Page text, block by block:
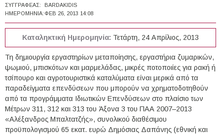
ΣΥΓΓΡΑΦΈΑΣ:
BARDAKIDIS
ΗΜΕΡΟΜΗΝΊΑ: ΦΕΒ 26, 2013 14:08
Καταληκτική Ημερομηνία: Τετάρτη, 24 Απρίλιος, 2013
Τη δημιουργία εργαστηρίων μεταποίησης, εργαστήρια ζυμαρικών,
ψωμιού, μπισκότων και μαρμελάδας, μικρές ποτοποιίες για ρακή ή
τσίπουρο και αγροτουριστικά καταλύματα είναι μερικά από τα
παραδείγματα επενδύσεων που μπορούν να χρηματοδοτηθούν
από τα προγράμματα Ιδιωτικών Επενδύσεων στο πλαίσιο των
Μέτρων 311, 312 και 313 του Άξονα 3 του ΠΑΑ 2007–2013
«Αλέξανδρος Μπαλτατζής», συνολικού διαθέσιμου
προϋπολογισμού 65 εκατ. ευρώ Δημόσιας Δαπάνης (εθνική και